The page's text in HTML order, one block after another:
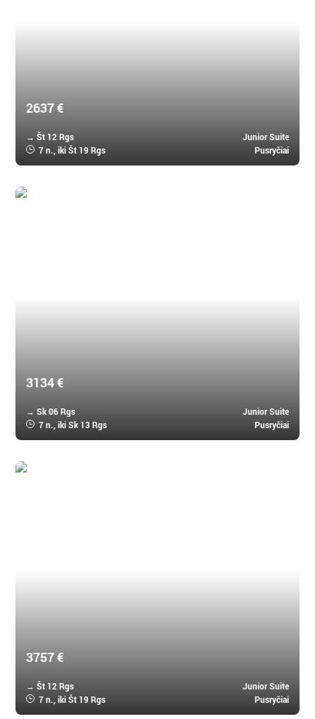
2637 €
→ Št 12 Rgs
Junior Suite
7 n. , iki Št 19 Rgs Pusryčiai
3134 €
→ Sk 06 Rgs
Junior Suite
7 n. , iki Sk 13 Rgs Pusryčiai
3757 €
→ Št 12 Rgs
Junior Suite
7 n. , iki Št 19 Rgs Pusryčiai